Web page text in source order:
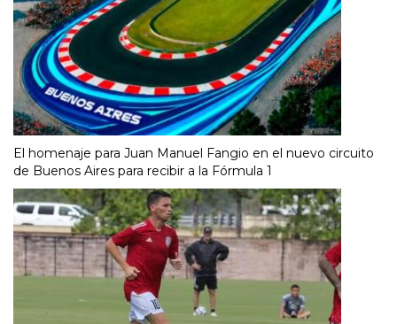
El homenaje para Juan Manuel Fangio en el nuevo circuito
de Buenos Aires para recibir a la Fórmula 1